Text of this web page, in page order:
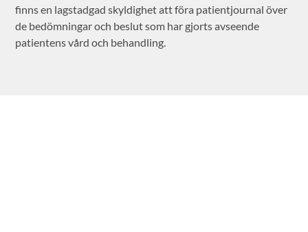
finns en lagstadgad skyldighet att föra patientjournal över
de bedömningar och beslut som har gjorts avseende
patientens vård och behandling.